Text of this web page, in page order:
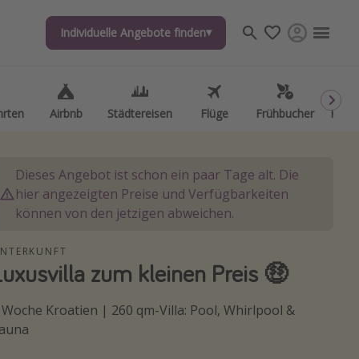
Individuelle Angebote finden
Airbnb Städtereisen Flüge Frühbucher
Individuelle Angebote finden
Airbnb Städtereisen Flüge Frühbucher
Dieses Angebot ist schon ein paar Tage alt. Die
hier angezeigten Preise und Verfügbarkeiten
können von den jetzigen abweichen.
zum kleinen Preis 🤑
Woche Kroatien | 260 qm-Villa: Pool, Whirlpool &